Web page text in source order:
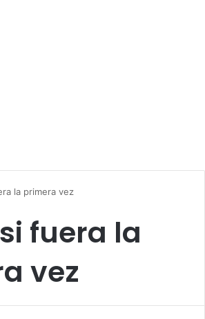
la primera vez
fuera la
vez